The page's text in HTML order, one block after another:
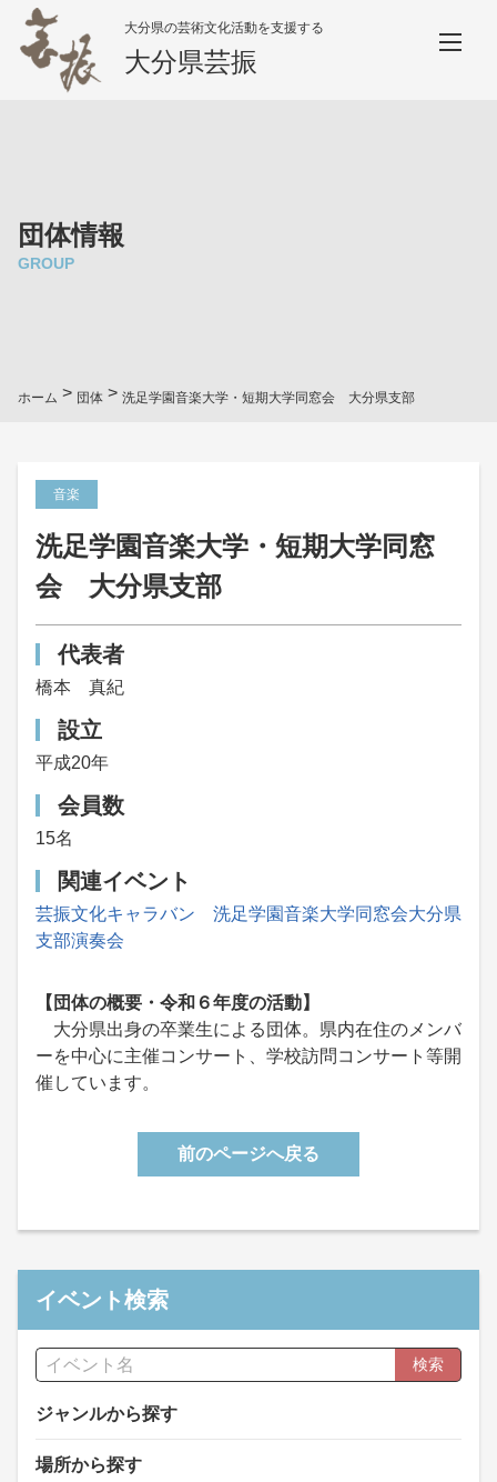
大分県の芸術文化活動を支援する
大分県芸振
団体情報
GROUP
ホーム > 団体 > 洗足学園音楽大学・短期大学同窓会 大分県支部
音楽
洗足学園音楽大学・短期大学同窓
会 大分県支部
代表者
橋本 真紀
設立
平成20年
会員数
15名
関連イベント
芸振文化キャラバン 洗足学園音楽大学同窓会大分県
支部演奏会
【団体の概要・令和６年度の活動】
大分県出身の卒業生による団体。県内在住のメンバ
ーを中心に主催コンサート、学校訪問コンサート等開
催しています。
前のページへ戻る
イベント検索
検索
ジャンルから探す
場所から探す